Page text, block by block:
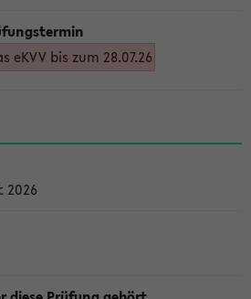
eKVV bis zum 28.07.26
2026